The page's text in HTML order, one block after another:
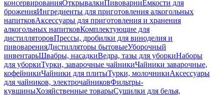
консервированияОткрывалкиПивоварниЕмкости для
броженияИнгредиенты для приготовления алкогольных
напитковАксессуары для приготовления и хранения
алкогольных напитковКомплектующие для
дистилляторовПрессы, дробилки для виноделия и
пивоваренияДистилляторы бытовыеУборочный
инвентарьШвабры, насадкиВедра, тазы для уборкиНаборы
для уборкиТурки, заварочные чайникиЧайники заварочные,
кофейникиЧайники для плитыТурки, молочникиАксессуары
для чайников, электрочайниковФильтры-
кувшиныХозяйственные товарыСушилки для белья,